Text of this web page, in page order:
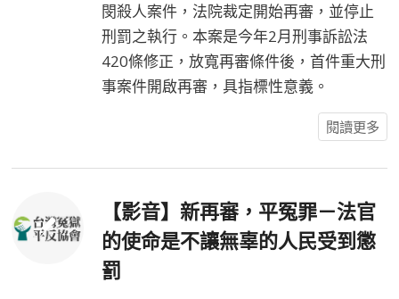
閔殺人案件，法院裁定開始再審，並停止
刑罰之執行。本案是今年2月刑事訴訟法
420條修正，放寬再審條件後，首件重大刑
事案件開啟再審，具指標性意義。
閱讀更多
【影音】新再審，平冤罪－法官
的使命是不讓無辜的人民受到懲
罰